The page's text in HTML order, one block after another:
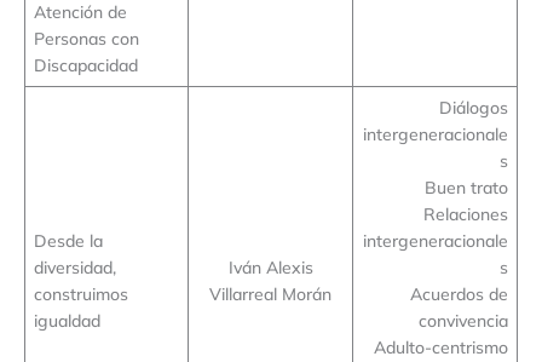
Atención de
Personas con
Discapacidad
Desde la
diversidad,
construimos
igualdad
Iván Alexis
Villarreal Morán
Diálogos
intergeneracionale
s
Buen trato
Relaciones
intergeneracionale
s
Acuerdos de
convivencia
Adulto-centrismo